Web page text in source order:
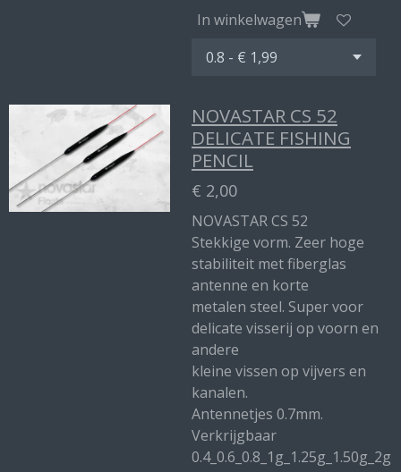
In winkelwagen
NOVASTAR CS 52
DELICATE FISHING
PENCIL
€ 2,00
NOVASTAR CS 52
Stekkige vorm. Zeer hoge
stabiliteit met fiberglas
antenne en korte
metalen steel. Super voor
delicate visserij op voorn en
andere
kleine vissen op vijvers en
kanalen.
Antennetjes 0.7mm.
Verkrijgbaar
0.4_0.6_0.8_1g_1.25g_1.50g_2g